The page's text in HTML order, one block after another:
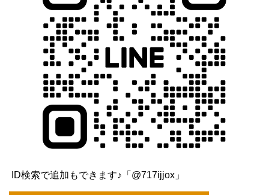
ID検索で追加もできます♪「@717ijjox」